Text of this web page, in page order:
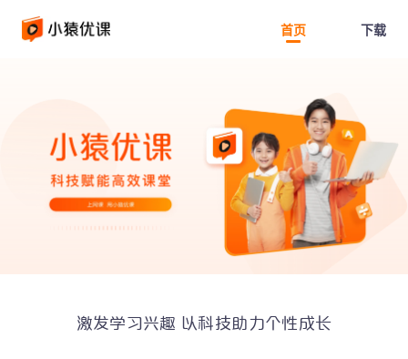
首页 下载
激发学习兴趣 以科技助力个性成长